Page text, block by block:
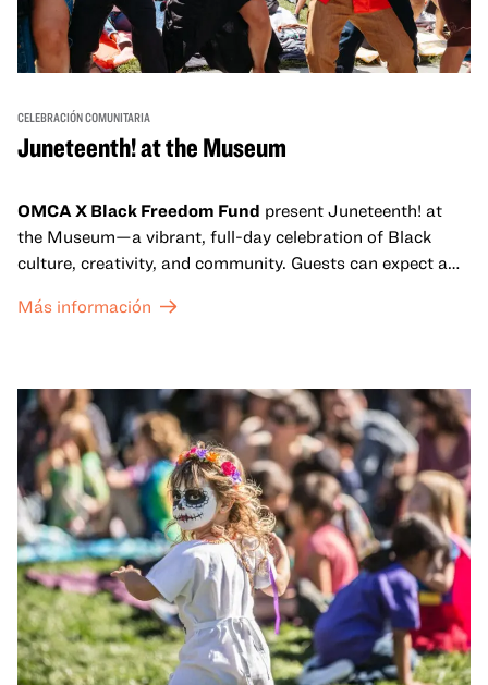
CELEBRACIÓN COMUNITARIA
Juneteenth! at the Museum
OMCA X Black Freedom Fund present Juneteenth! at
the Museum—a vibrant, full-day celebration of Black
culture, creativity, and community. Guests can expect a
sets from boundary-pushing artists, delicious offerings
move, make, and connect in celebration of Black culture.
Más información